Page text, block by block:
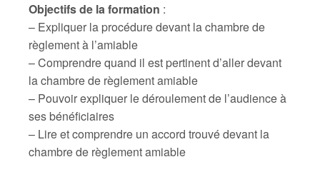
Objectifs de la formation :
– Expliquer la procédure devant la chambre de
règlement à l’amiable
– Comprendre quand il est pertinent d’aller devant
la chambre de règlement amiable
– Pouvoir expliquer le déroulement de l’audience à
ses bénéficiaires
– Lire et comprendre un accord trouvé devant la
chambre de règlement amiable